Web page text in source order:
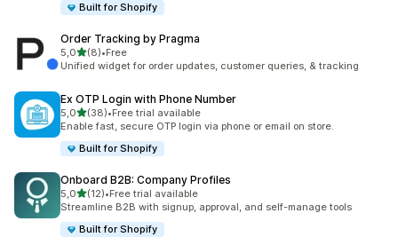
Built for Shopify
Order Tracking by Pragma
5,0na 5 gwiazdek
(8)
Łączna liczba recenzji: 8
•Free
Unified widget for order updates, customer queries, & tracking
Ex OTP Login with Phone Number
5,0na 5 gwiazdek
(38)
Łączna liczba recenzji: 38
•Free trial available
Enable fast, secure OTP login via phone or email on store.
Built for Shopify
Onboard B2B: Company Profiles
5,0na 5 gwiazdek
(12)
Łączna liczba recenzji: 12
•Free trial available
Streamline B2B with signup, approval, and self-manage tools
Built for Shopify